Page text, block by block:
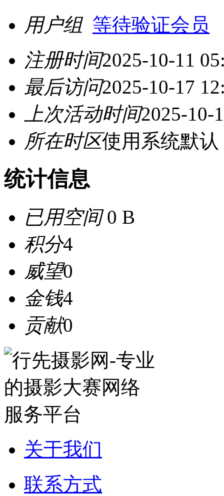
用户组 等待验证会员
注册时间2025-10-11
最后访问2025-10-17
上次活动时间2025-10-
所在时区使用系统默认
统计信息
已用空间0 B
积分4
威望0
金钱4
贡献0
关于我们
联系方式